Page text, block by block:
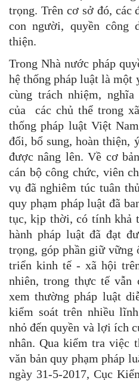
trọng. Trên cơ sở đó, các
con người, quyền công
thiện.
Trong Nhà nước pháp
hệ thống pháp luật là một
cùng trách nhiệm,
của các chủ thể trong
thống pháp luật Việt
đổi, bổ sung, hoàn thiện,
được nâng lên. Về cơ
cán bộ công chức, viên
vụ đã nghiêm túc tuân
quy phạm pháp luật đã
tục, kịp thời, có tính khả
hành pháp luật đã đạt
trọng, góp phần giữ
triển kinh tế - xã hội
nhiên, trong thực tế vẫn
xem thường pháp luật
kiểm soát trên nhiều
nhỏ đến quyền và lợi ích
nhân. Qua kiểm tra việc
văn bản quy phạm pháp
ngày 31-5-2017, Cục